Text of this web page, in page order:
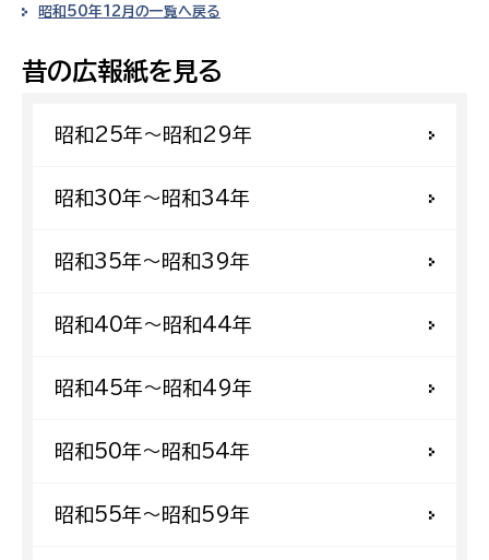
昔の広報紙を見る
昭和25年〜昭和29年
昭和30年〜昭和34年
昭和35年〜昭和39年
昭和40年〜昭和44年
昭和45年〜昭和49年
昭和50年〜昭和54年
昭和55年〜昭和59年
昭和50年12月の一覧へ戻る